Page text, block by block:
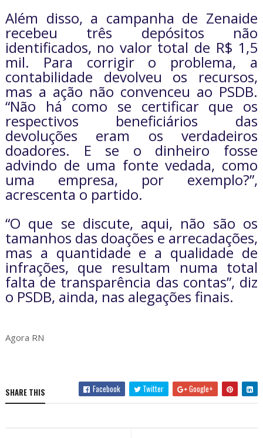
Além disso, a campanha de Zenaide
recebeu três depósitos não
identificados, no valor total de R$ 1,5
mil. Para corrigir o problema, a
contabilidade devolveu os recursos,
mas a ação não convenceu ao PSDB.
“Não há como se certificar que os
respectivos beneficiários das
devoluções eram os verdadeiros
doadores. E se o dinheiro fosse
advindo de uma fonte vedada, como
uma empresa, por exemplo?”,
acrescenta o partido.
“O que se discute, aqui, não são os
tamanhos das doações e arrecadações,
mas a quantidade e a qualidade de
infrações, que resultam numa total
falta de transparência das contas”, diz
o PSDB, ainda, nas alegações finais.
Agora RN
SHARE THIS Facebook Twitter Google+